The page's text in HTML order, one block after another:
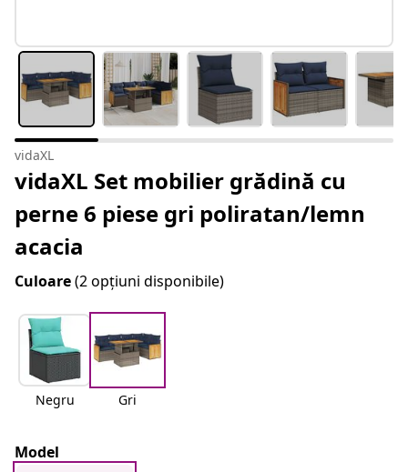
vidaXL
vidaXL Set mobilier grădină cu
perne 6 piese gri poliratan/lemn
acacia
Culoare(2 opțiuni disponibile)
Negru Gri
Model